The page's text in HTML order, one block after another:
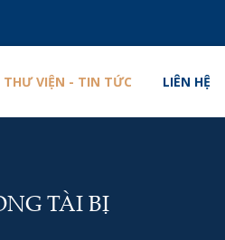
THƯ VIỆN - TIN TỨC LIÊN HỆ
TÀI BỊ